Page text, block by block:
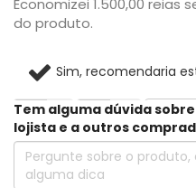
Economizei 1.500,00 reias
do produto.
Sim, recomendaria
1 0
Tem alguma dúvida
lojista e a outros